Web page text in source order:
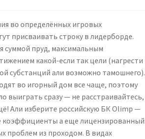
во определённых игровых
присваивать строку в лидерборде.
суммой пруд, максимальным
какой-если так цели (нагрести
субстанций али возможно тамошнего).
во игорный дом все чаще, поэтому
выиграть сразу — не расстраивайтесь,
Али изберите российскую БК Olimp —
коэффициенты а еще лицензированный
проблем из проходом. В видах